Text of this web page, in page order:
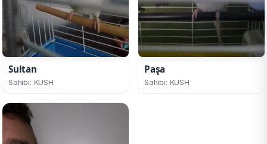
Sultan
Sahibi: KUSH
Paşa
Sahibi: KUSH